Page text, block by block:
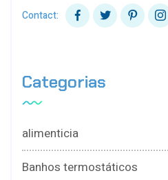
Contact:
Categorias
alimenticia
Banhos termostáticos